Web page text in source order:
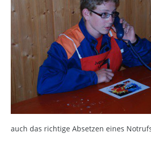
auch das richtige Absetzen eines